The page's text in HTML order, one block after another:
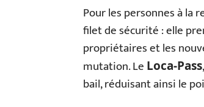
Pour les personnes à la
filet de sécurité : elle
propriétaires et les
mutation. Le Loca-Pass
bail, réduisant ainsi le